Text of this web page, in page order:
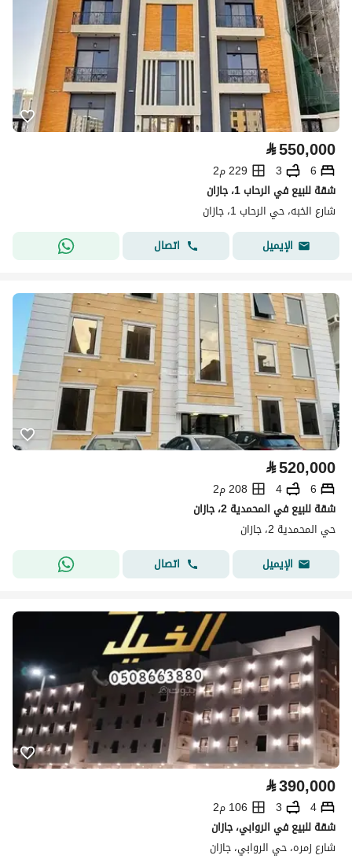
⃁550,000
6
3
229 م2
شقة للبيع في الرحاب 1، جازان
شارع الخبه، حي الرحاب 1، جازان
الإيميل
اتصال
⃁520,000
6
4
208 م2
شقة للبيع في المحمدية 2، جازان
حي المحمدية 2، جازان
الإيميل
اتصال
⃁390,000
4
3
106 م2
شقة للبيع في الروابي، جازان
شارع زمره، حي الروابي، جازان